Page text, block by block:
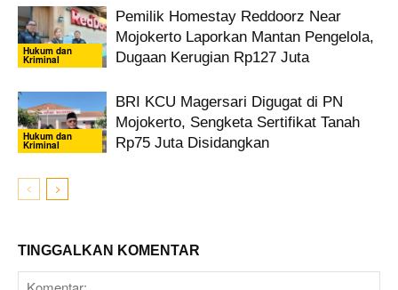
Hukum dan
Kriminal
Pemilik Homestay Reddoorz Near
Mojokerto Laporkan Mantan Pengelola,
Dugaan Kerugian Rp127 Juta
Hukum dan
Kriminal
BRI KCU Magersari Digugat di PN
Mojokerto, Sengketa Sertifikat Tanah
Rp75 Juta Disidangkan
TINGGALKAN KOMENTAR